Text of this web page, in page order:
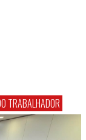
TRABALHADOR